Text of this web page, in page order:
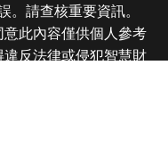
請查核重要資訊。
此內容僅供個人參考
反法律或侵犯智慧財